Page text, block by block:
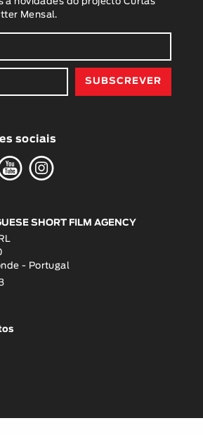
Mensal.
sociais
K
SHORT FILM AGENCY
- Portugal